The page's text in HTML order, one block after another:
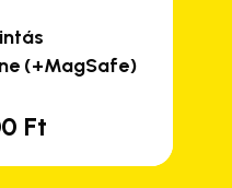
(+MagSafe)
FtÁrtartomány:
000 Ft